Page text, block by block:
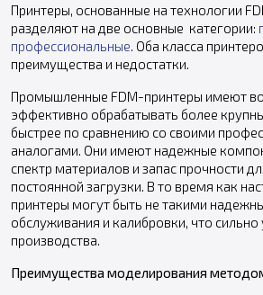
Принтеры, основанные на технологии
разделяют на две основные категории:
профессиональные. Оба класса
преимущества и недостатки.
Промышленные FDM-принтеры имеют
эффективно обрабатывать более
быстрее по сравнению со своими
аналогами. Они имеют надежные
спектр материалов и запас прочности
постоянной загрузки. В то время как
принтеры могут быть не такими
обслуживания и калибровки, что
производства.
Преимущества моделирования